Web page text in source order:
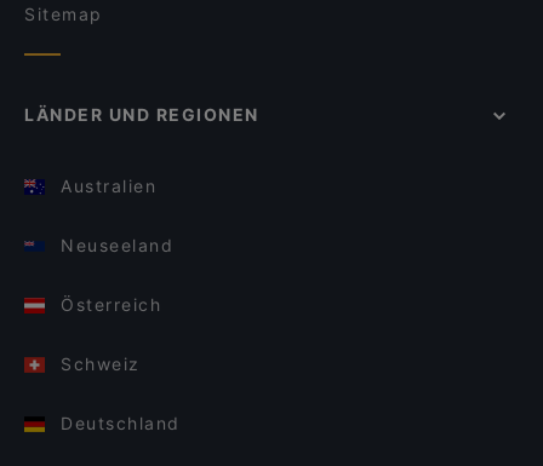
Sitemap
LÄNDER UND REGIONEN
Australien
Neuseeland
Österreich
Schweiz
Deutschland